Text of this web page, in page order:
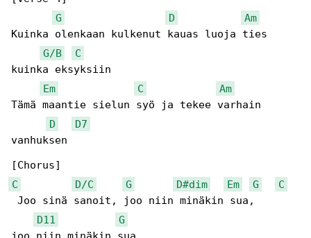
G
D
Am
Kuinka olenkaan kulkenut kauas luoja ties
G/B
C
kuinka eksyksiin
Em
C
Am
Tämä maantie sielun syö ja tekee varhain
D
D7
vanhuksen
C
D/C G D#dim Em G
C
Joo sinä sanoit, joo niin minäkin sua,
D11
G